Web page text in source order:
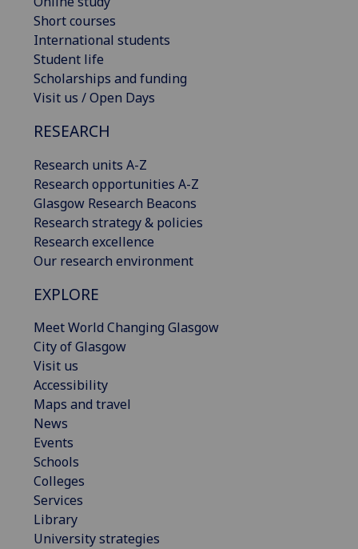
Short courses
International students
Student life
Scholarships and funding
Visit us / Open Days
RESEARCH
Research units A-Z
Research opportunities A-Z
Glasgow Research Beacons
Research strategy & policies
Research excellence
Our research environment
EXPLORE
Meet World Changing Glasgow
City of Glasgow
Visit us
Accessibility
Maps and travel
News
Events
Schools
Colleges
Services
Library
University strategies